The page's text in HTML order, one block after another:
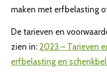
maken met erfbelasting
De tarieven en
zien in: 2023 – Tarieven
erfbelasting en